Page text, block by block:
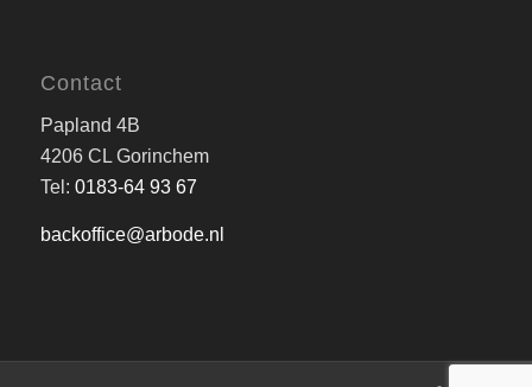
Contact
Papland 4B
4206 CL Gorinchem
Tel: 0183-64 93 67
backoffice@arbode.nl